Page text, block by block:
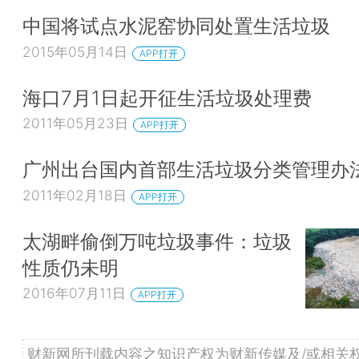
中国将试点水泥窑协同处置生活垃圾
2015年05月14日 APP打开
海口7月1日起开征生活垃圾处理费
2011年05月23日 APP打开
广州出台国内首部生活垃圾分类管理办
2011年02月18日 APP打开
太湖畔偷倒万吨垃圾事件：垃圾
性质仍未明
2016年07月11日 APP打开
财新网所刊载内容之知识产权为财新传媒及/或相关